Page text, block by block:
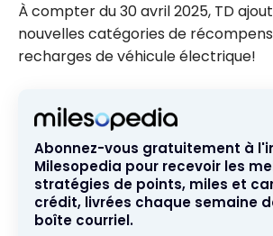
À compter du 30 avril 2025, TD
nouvelles catégories de
recharges de véhicule électrique!
Abonnez-vous gratuitement à
Milesopedia pour recevoir les
stratégies de points, miles et
crédit, livrées chaque semaine
boîte courriel.